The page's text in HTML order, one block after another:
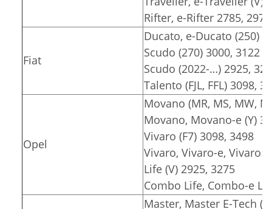
Rifter, e-Rifter 2785, 2975
Fiat
Ducato, e-Ducato (250)
Scudo (270) 3000, 3122
Scudo (2022-…) 2925,
Talento (FJL, FFL) 3098,
Opel
Movano (MR, MS, MW,
Movano, Movano-e (Y)
Vivaro (F7) 3098, 3498
Vivaro, Vivaro-e, Vivaro
Life (V) 2925, 3275
Combo Life, Combo-e
Master, Master E-Tech